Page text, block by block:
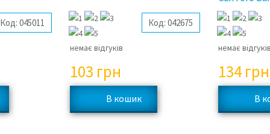
Код: 045011
немає відгуків
Код: 042675
103 грн
немає відгуків
134 грн